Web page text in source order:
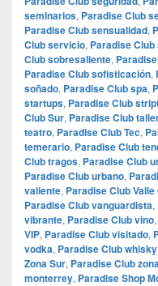
seminarios, Paradise Club
Paradise Club sensualidad,
Club servicio, Paradise
Club sobresaliente,
Paradise Club sofisticación,
soñado, Paradise Club spa,
startups, Paradise Club
Club Sur, Paradise Club
teatro, Paradise Club Tec,
temerario, Paradise Club
Club tragos, Paradise Club
Paradise Club urbano,
valiente, Paradise Club
Paradise Club vanguardista,
vibrante, Paradise Club vino,
VIP, Paradise Club visitado,
vodka, Paradise Club whisky
Zona Sur, Paradise Club
monterrey, Paradise Shop